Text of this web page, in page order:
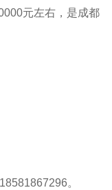
元左右，是成都
。